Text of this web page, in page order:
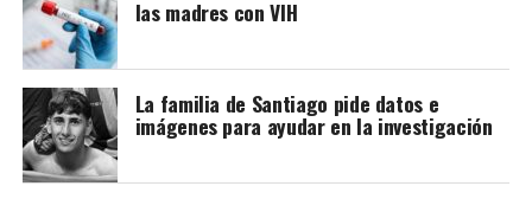
* Programa PROGRESAR
* Programa Volver al Trabajo
* Programa Acompañamiento Social
* Pensiones No Contributivas.
1° sección: $1456,13
2° sección: $1631,78
Cerri: $1719,50
Cabildo: $2759,87
ESCOLARES INICIAL, PRIMARIO Y SECUNDARIO
las madres con VIH
La familia de Santiago pide datos e
imágenes para ayudar en la investigación